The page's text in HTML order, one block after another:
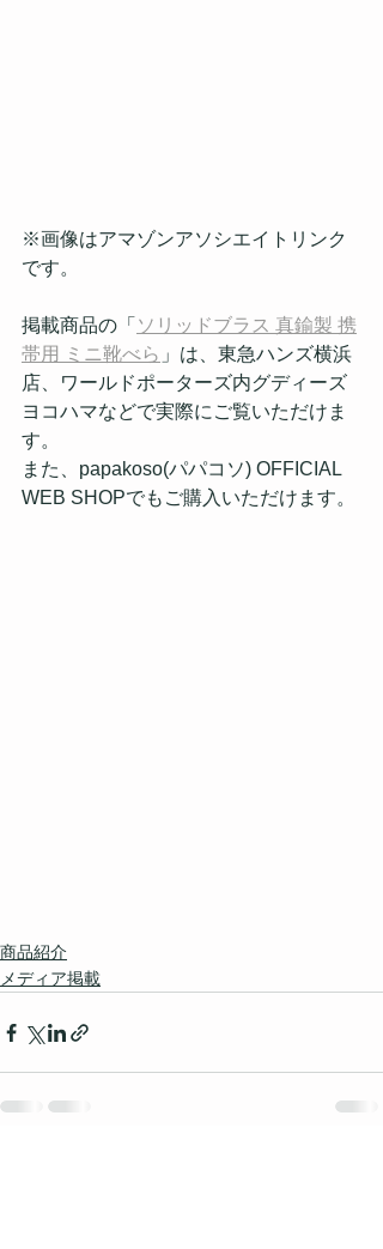
※画像はアマゾンアソシエイトリンク
です。
掲載商品の「 ソリッドブラス 真鍮製 携
帯用 ミニ靴べら 」は、東急ハンズ横浜
店、ワールドポーターズ内グディーズ
ヨコハマなどで実際にご覧いただけま
す。
また、papakoso(パパコソ) OFFICIAL
WEB SHOPでもご購入いただけます。
商品紹介
メディア掲載